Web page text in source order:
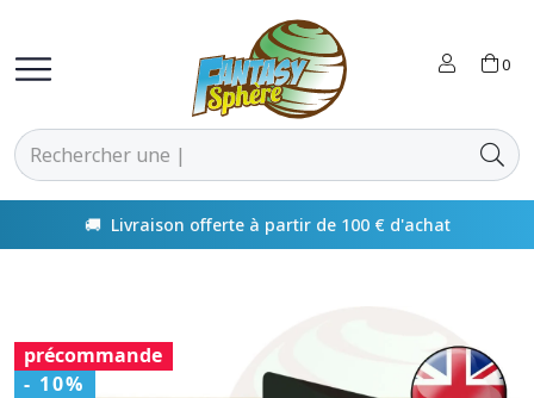
0
🚚 Livraison offerte à partir de 100 € d'achat
précommande
- 10%